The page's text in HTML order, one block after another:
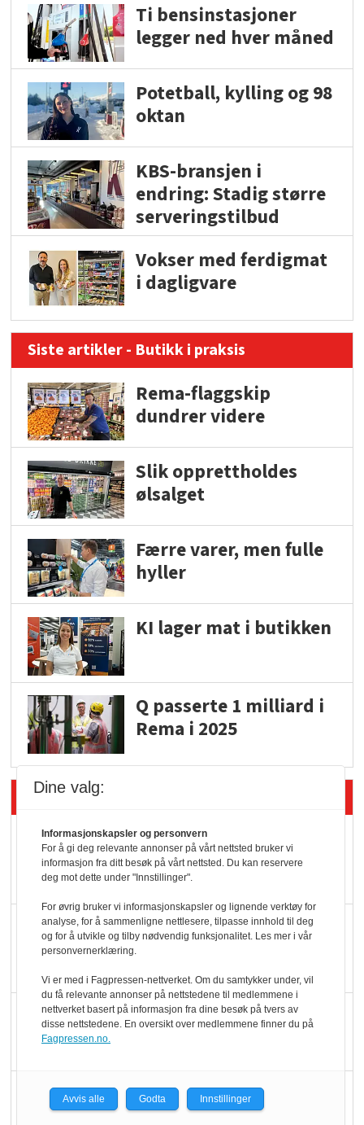
Ti bensinstasjoner
legger ned hver måned
Potetball, kylling og 98
oktan
KBS-bransjen i
endring: Stadig større
serveringstilbud
Vokser med ferdigmat
i dagligvare
Siste artikler - Butikk i praksis
Rema-flaggskip
dundrer videre
Slik opprettholdes
ølsalget
Færre varer, men fulle
hyller
KI lager mat i butikken
Q passerte 1 milliard i
Rema i 2025
Siste artikler - Økologisk
Kolonihagens norske
yoghurt: Trues av
melkemangel
Marit Kolby vant
Økologisk Norge sin
hederspris
Blir enklere å velge
Kolonihagen sliter
med å få tak i nok melk
Dine valg:
Informasjonskapsler og personvern
For å gi deg relevante annonser på vårt nettsted bruker vi
informasjon fra ditt besøk på vårt nettsted. Du kan reservere
deg mot dette under "Innstillinger".
For øvrig bruker vi informasjonskapsler og lignende verktøy for
analyse, for å sammenligne nettlesere, tilpasse innhold til deg
og for å utvikle og tilby nødvendig funksjonalitet. Les mer i vår
personvernerklæring.
Vi er med i Fagpressen-nettverket. Om du samtykker under, vil
du få relevante annonser på nettstedene til medlemmene i
nettverket basert på informasjon fra dine besøk på tvers av
disse nettstedene. En oversikt over medlemmene finner du på
Fagpressen.no.
Avvis alle Godta Innstillinger